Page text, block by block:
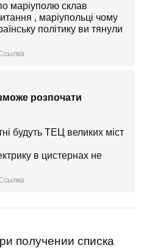
маріуполю склав
, маріупольці чому
політику ви тянули
розпочати
будуть ТЕЦ великих міст
в цистернах не
получении списка